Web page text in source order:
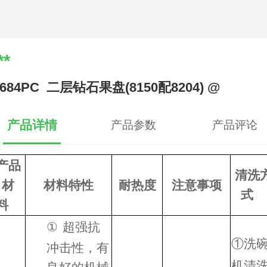
二层钻石果盘(8150配8204) @
产品详情 产品参数 产品评论
品
材
材料特性 耐热度 注意事项
清洗
式
① 超强抗
冲击性，有
①洗